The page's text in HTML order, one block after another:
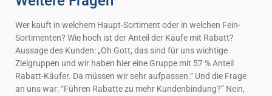
Wer kauft in welchem Haupt-Sortiment oder in welchen Fein-
Sortimenten? Wie hoch ist der Anteil der Käufe mit Rabatt?
Aussage des Kunden: „Oh Gott, das sind für uns wichtige
Zielgruppen und wir haben hier eine Gruppe mit 57 % Anteil
Rabatt-Käufer. Da müssen wir sehr aufpassen.“ Und die Frage
an uns war: “Führen Rabatte zu mehr Kundenbindung?” Nein,